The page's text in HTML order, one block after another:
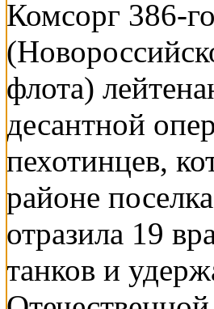
Комсорг 386-
флота)
десантной
пехотинцев,
районе
отразила 19
танков и